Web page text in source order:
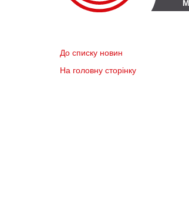
До списку новин
На головну сторінку